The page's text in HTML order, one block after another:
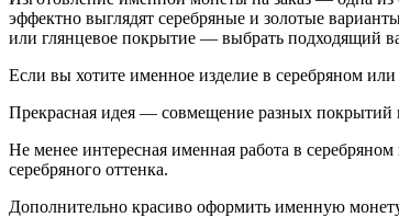
эффектно выглядят серебряные и золотые
или глянцевое покрытие — выбрать подходящий
Если вы хотите именное изделие в серебряном
Прекрасная идея — совмещение разных покрытий
Не менее интересная именная работа в
серебряного оттенка.
Дополнительно красиво оформить именную